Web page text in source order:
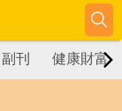
副刊 健康財富